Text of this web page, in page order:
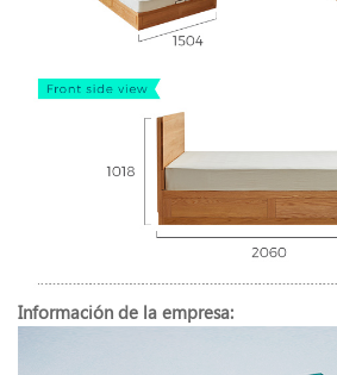
Información de la empresa: